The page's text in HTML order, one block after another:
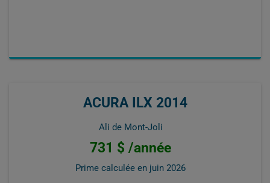
ACURA ILX 2014
Ali de Mont-Joli
731 $ /année
Prime calculée en juin 2026